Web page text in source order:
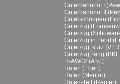
Güterbahnhof I
Güterbahnhof II
Güterschuppen
Güterzug
Güterzug
Güterzug in Fahrt
Güterzug, kurz
Güterzug, lang
H-AW02 (A.w.)
Hafen (Ebert)
Hafen (Mentor)
Hafen-Teil (Reuter)